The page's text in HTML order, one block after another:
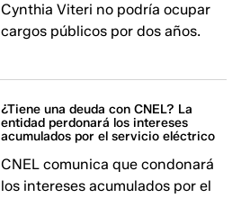
Cynthia Viteri no podría ocupar
cargos públicos por dos años.
¿Tiene una deuda con CNEL? La
entidad perdonará los intereses
acumulados por el servicio eléctrico
CNEL comunica que condonará
los intereses acumulados por el